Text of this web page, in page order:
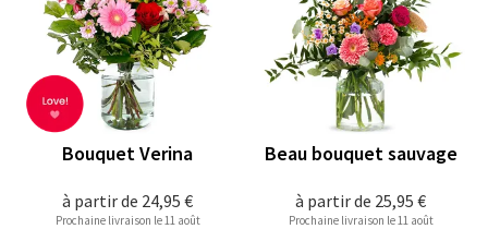
à partir de 24,95 €
Bouquet Verina
Prochaine livraison le 11 août
à partir de 25,95 €
Beau bouquet sauvage
Prochaine livraison le 11 août